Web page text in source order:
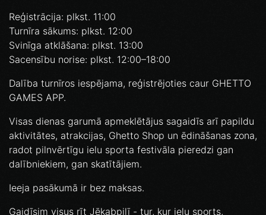
Reģistrācija: plkst. 11:00
Turnīra sākums: plkst. 12:00
Svinīga atklāšana: plkst. 13:00
Sacensību norise: plkst. 12:00–18:00
Dalība turnīros iespējama, reģistrējoties caur GHETTO
GAMES APP.
Visas dienas garumā apmeklētājus sagaidīs arī papildu
aktivitātes, atrakcijas, Ghetto Shop un ēdināšanas zona,
radot pilnvērtīgu ielu sporta festivāla pieredzi gan
dalībniekiem, gan skatītājiem.
Ieeja pasākumā ir bez maksas.
Gaidīsim visus rīt Jēkabpilī - tur, kur ielu sports,